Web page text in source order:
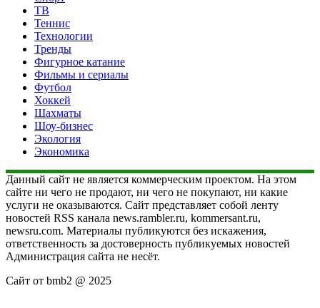
ТВ
Теннис
Технологии
Тренды
Фигурное катание
Фильмы и сериалы
Футбол
Хоккей
Шахматы
Шоу-бизнес
Экология
Экономика
Данный сайт не является коммерческим проектом. На этом
сайте ни чего не продают, ни чего не покупают, ни какие
услуги не оказываются. Сайт представляет собой ленту
новостей RSS канала news.rambler.ru, kommersant.ru,
newsru.com. Материалы публикуются без искажения,
ответственность за достоверность публикуемых новостей
Администрация сайта не несёт.
Сайт от bmb2 @ 2025